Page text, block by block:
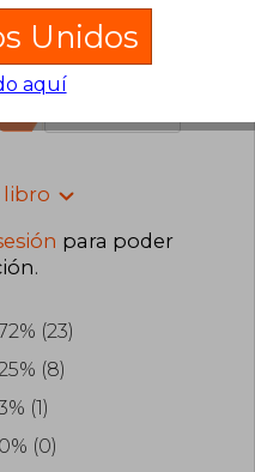
2025
bonita.
libro
para poder
.
(23)
(8)
(1)
0% (0)
Unidos
aquí